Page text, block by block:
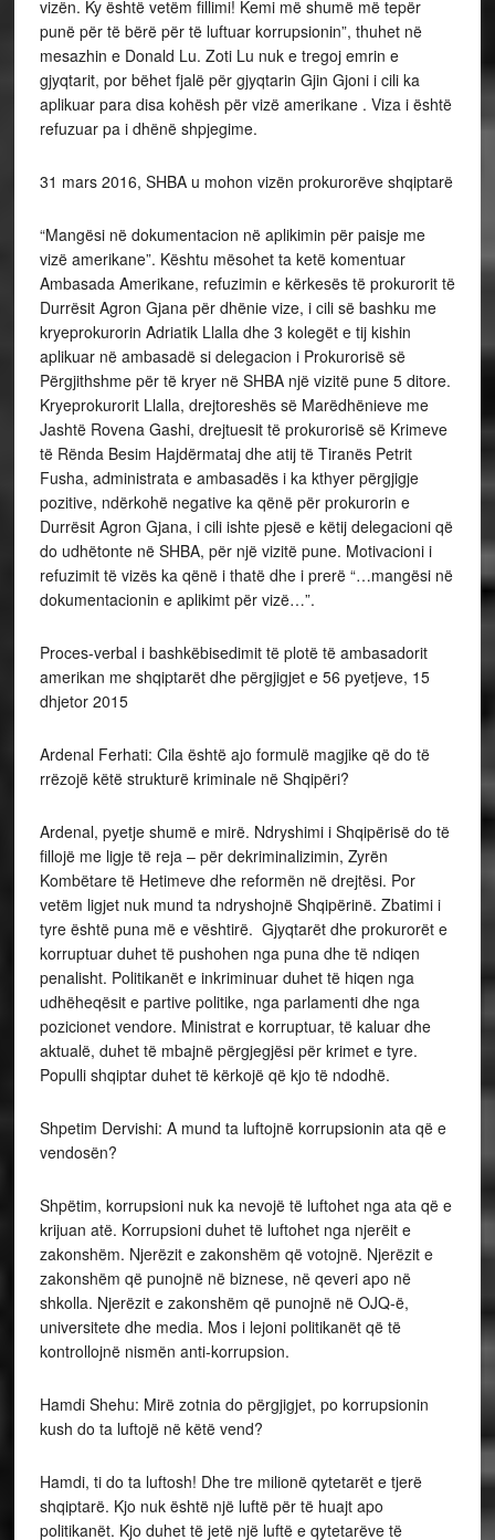
vizën. Ky është vetëm fillimi! Kemi më shumë më tepër
punë për të bërë për të luftuar korrupsionin”, thuhet në
mesazhin e Donald Lu. Zoti Lu nuk e tregoj emrin e
gjyqtarit, por bëhet fjalë për gjyqtarin Gjin Gjoni i cili ka
aplikuar para disa kohësh për vizë amerikane . Viza i është
refuzuar pa i dhënë shpjegime.
31 mars 2016, SHBA u mohon vizën prokurorëve shqiptarë
“Mangësi në dokumentacion në aplikimin për paisje me
vizë amerikane”. Kështu mësohet ta ketë komentuar
Ambasada Amerikane, refuzimin e kërkesës të prokurorit të
Durrësit Agron Gjana për dhënie vize, i cili së bashku me
kryeprokurorin Adriatik Llalla dhe 3 kolegët e tij kishin
aplikuar në ambasadë si delegacion i Prokurorisë së
Përgjithshme për të kryer në SHBA një vizitë pune 5 ditore.
Kryeprokurorit Llalla, drejtoreshës së Marëdhënieve me
Jashtë Rovena Gashi, drejtuesit të prokurorisë së Krimeve
të Rënda Besim Hajdërmataj dhe atij të Tiranës Petrit
Fusha, administrata e ambasadës i ka kthyer përgjigje
pozitive, ndërkohë negative ka qënë për prokurorin e
Durrësit Agron Gjana, i cili ishte pjesë e këtij delegacioni që
do udhëtonte në SHBA, për një vizitë pune. Motivacioni i
refuzimit të vizës ka qënë i thatë dhe i prerë “…mangësi në
dokumentacionin e aplikimt për vizë…”.
Proces-verbal i bashkëbisedimit të plotë të ambasadorit
amerikan me shqiptarët dhe përgjigjet e 56 pyetjeve, 15
dhjetor 2015
Ardenal Ferhati: Cila është ajo formulë magjike që do të
rrëzojë këtë strukturë kriminale në Shqipëri?
Ardenal, pyetje shumë e mirë. Ndryshimi i Shqipërisë do të
fillojë me ligje të reja – për dekriminalizimin, Zyrën
Kombëtare të Hetimeve dhe reformën në drejtësi. Por
vetëm ligjet nuk mund ta ndryshojnë Shqipërinë. Zbatimi i
tyre është puna më e vështirë. Gjyqtarët dhe prokurorët e
korruptuar duhet të pushohen nga puna dhe të ndiqen
penalisht. Politikanët e inkriminuar duhet të hiqen nga
udhëheqësit e partive politike, nga parlamenti dhe nga
pozicionet vendore. Ministrat e korruptuar, të kaluar dhe
aktualë, duhet të mbajnë përgjegjësi për krimet e tyre.
Populli shqiptar duhet të kërkojë që kjo të ndodhë.
Shpetim Dervishi: A mund ta luftojnë korrupsionin ata që e
vendosën?
Shpëtim, korrupsioni nuk ka nevojë të luftohet nga ata që e
krijuan atë. Korrupsioni duhet të luftohet nga njerëit e
zakonshëm. Njerëzit e zakonshëm që votojnë. Njerëzit e
zakonshëm që punojnë në biznese, në qeveri apo në
shkolla. Njerëzit e zakonshëm që punojnë në OJQ-ë,
universitete dhe media. Mos i lejoni politikanët që të
kontrollojnë nismën anti-korrupsion.
Hamdi Shehu: Mirë zotnia do përgjigjet, po korrupsionin
kush do ta luftojë në këtë vend?
Hamdi, ti do ta luftosh! Dhe tre milionë qytetarët e tjerë
shqiptarë. Kjo nuk është një luftë për të huajt apo
politikanët. Kjo duhet të jetë një luftë e qytetarëve të